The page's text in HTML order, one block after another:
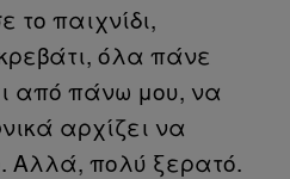
το παιχνίδι,
όλα πάνε
από πάνω μου, να
αρχίζει να
Αλλά, πολύ ξερατό.